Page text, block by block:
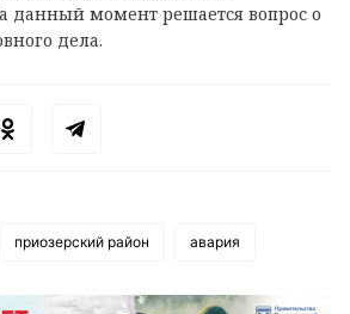
данный момент решается вопрос о
дела.
приозерский район авария